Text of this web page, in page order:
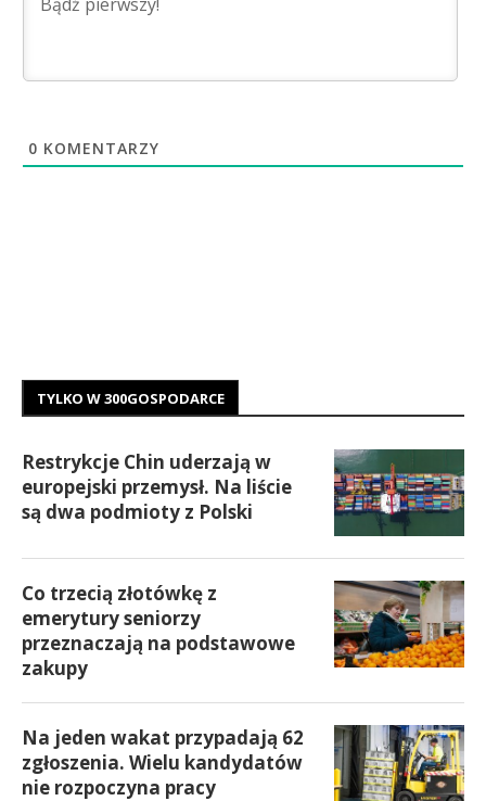
0 KOMENTARZY
TYLKO W 300GOSPODARCE
Restrykcje Chin uderzają w
europejski przemysł. Na liście
są dwa podmioty z Polski
Co trzecią złotówkę z
emerytury seniorzy
przeznaczają na podstawowe
zakupy
Na jeden wakat przypadają 62
zgłoszenia. Wielu kandydatów
nie rozpoczyna pracy